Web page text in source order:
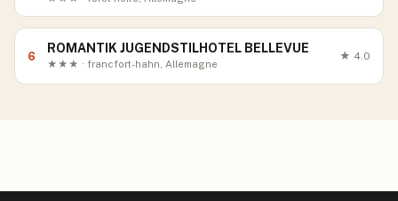
6
ROMANTIK JUGENDSTILHOTEL BELLEVUE
★★★ · francfort-hahn, Allemagne
★ 4.0